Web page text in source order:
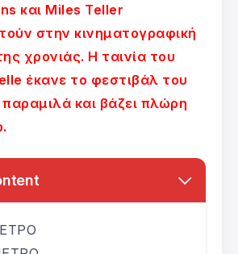
και Miles Teller
στην κινηματογραφική
χρονιάς. Η ταινία του
έκανε το φεστιβάλ του
και βάζει πλώρη